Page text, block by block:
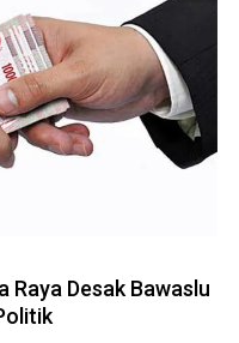
Raya Desak Bawaslu